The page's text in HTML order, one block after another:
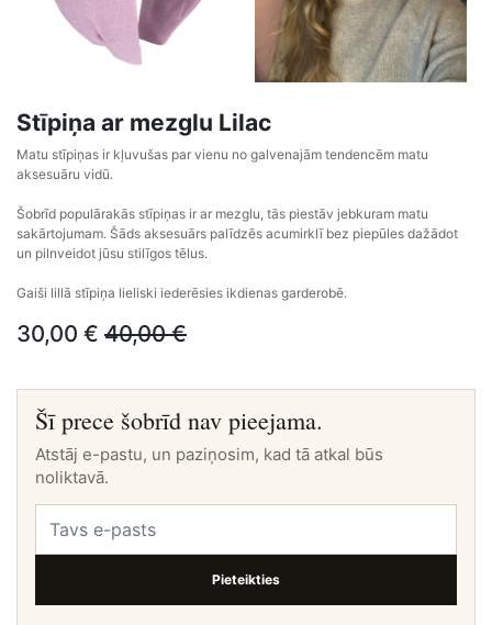
Stīpiņa ar mezglu Lilac
Matu stīpiņas ir kļuvušas par vienu no galvenajām tendencēm matu
aksesuāru vidū.
Šobrīd populārakās stīpiņas ir ar mezglu, tās piestāv jebkuram matu
sakārtojumam. Šāds aksesuārs palīdzēs acumirklī bez piepūles dažādot
un pilnveidot jūsu stilīgos tēlus.
Gaiši lillā stīpiņa lieliski iederēsies ikdienas garderobē.
30,00 € 40,00€
Šī prece šobrīd nav pieejama.
Atstāj e-pastu, un paziņosim, kad tā atkal būs
noliktavā.
Pieteikties